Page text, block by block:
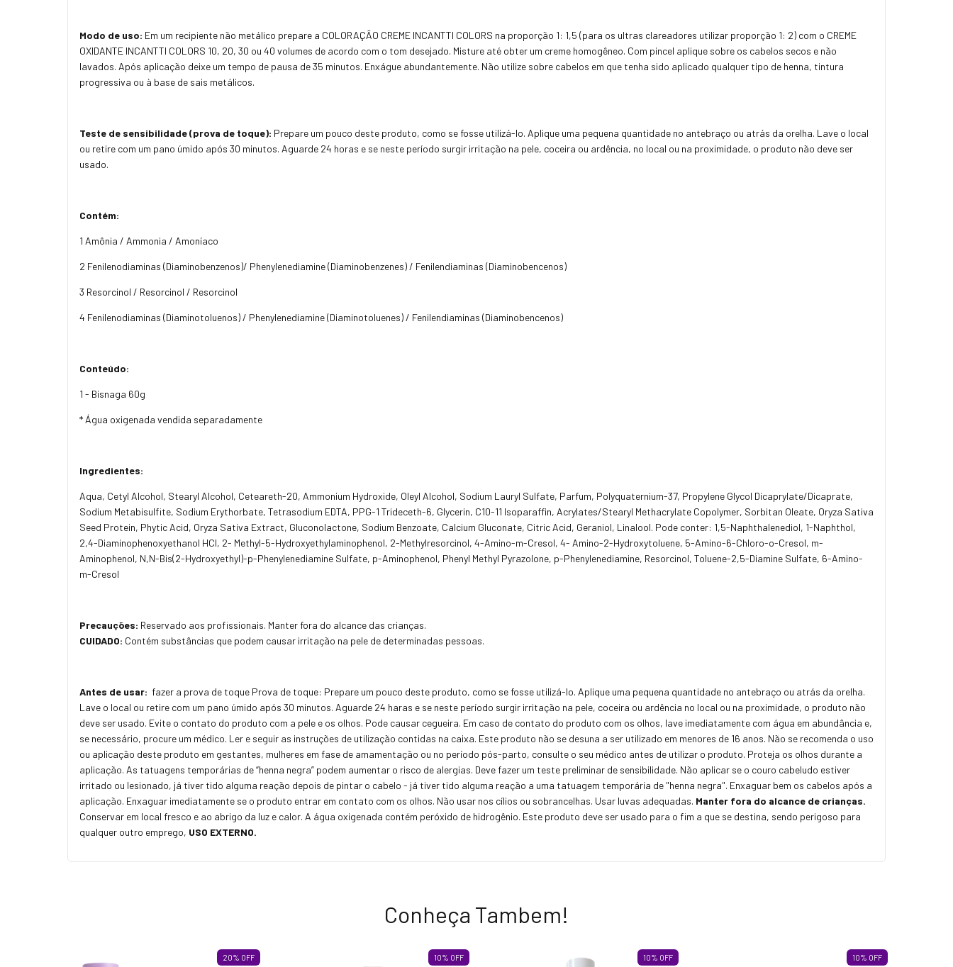
Modo de uso: Em um recipiente não metálico prepare a COLORAÇÃO CREME INCANTTI COLORS na proporção 1: 1,5 (para os ultras clareadores utilizar proporção 1: 2) com o CREME
OXIDANTE INCANTTI COLORS 10, 20, 30 ou 40 volumes de acordo com o tom desejado. Misture até obter um creme homogêneo. Com pincel aplique sobre os cabelos secos e não
lavados. Após aplicação deixe um tempo de pausa de 35 minutos. Enxágue abundantemente. Não utilize sobre cabelos em que tenha sido aplicado qualquer tipo de henna, tintura
progressiva ou à base de sais metálicos.
Teste de sensibilidade (prova de toque): Prepare um pouco deste produto, como se fosse utilizá-lo. Aplique uma pequena quantidade no antebraço ou atrás da orelha. Lave o local
ou retire com um pano úmido após 30 minutos. Aguarde 24 horas e se neste período surgir irritação na pele, coceira ou ardência, no local ou na proximidade, o produto não deve ser
usado.
Contém:
1 Amônia / Ammonia / Amoníaco
2 Fenilenodiaminas (Diaminobenzenos)/ Phenylenediamine (Diaminobenzenes) / Fenilendiaminas (Diaminobencenos)
3 Resorcinol / Resorcinol / Resorcinol
4 Fenilenodiaminas (Diaminotoluenos) / Phenylenediamine (Diaminotoluenes) / Fenilendiaminas (Diaminobencenos)
Conteúdo:
1 - Bisnaga 60g
* Água oxigenada vendida separadamente
Ingredientes:
Aqua, Cetyl Alcohol, Stearyl Alcohol, Ceteareth-20, Ammonium Hydroxide, Oleyl Alcohol, Sodium Lauryl Sulfate, Parfum, Polyquaternium-37, Propylene Glycol Dicaprylate/Dicaprate,
Sodium Metabisulfite, Sodium Erythorbate, Tetrasodium EDTA, PPG-1 Trideceth-6, Glycerin, C10-11 Isoparaffin, Acrylates/Stearyl Methacrylate Copolymer, Sorbitan Oleate, Oryza Sativa
Seed Protein, Phytic Acid, Oryza Sativa Extract, Gluconolactone, Sodium Benzoate, Calcium Gluconate, Citric Acid, Geraniol, Linalool. Pode conter: 1,5-Naphthalenediol, 1-Naphthol,
2,4-Diaminophenoxyethanol HCI, 2- Methyl-5-Hydroxyethylaminophenol, 2-Methylresorcinol, 4-Amino-m-Cresol, 4- Amino-2-Hydroxytoluene, 5-Amino-6-Chloro-o-Cresol, m-
Aminophenol, N,N-Bis(2-Hydroxyethyl)-p-Phenylenediamine Sulfate, p-Aminophenol, Phenyl Methyl Pyrazolone, p-Phenylenediamine, Resorcinol, Toluene-2,5-Diamine Sulfate, 6-Amino-
m-Cresol
Precauções: Reservado aos profissionais. Manter fora do alcance das crianças.
CUIDADO: Contém substâncias que podem causar irritação na pele de determinadas pessoas.
Antes de usar: fazer a prova de toque Prova de toque: Prepare um pouco deste produto, como se fosse utilizá-lo. Aplique uma pequena quantidade no antebraço ou atrás da orelha.
Lave o local ou retire com um pano úmido após 30 minutos. Aguarde 24 haras e se neste período surgir irritação na pele, coceira ou ardência no local ou na proximidade, o produto não
deve ser usado. Evite o contato do produto com a pele e os olhos. Pode causar cegueira. Em caso de contato do produto com os olhos, lave imediatamente com água em abundância e,
se necessário, procure um médico. Ler e seguir as instruções de utilização contidas na caixa. Este produto não se desuna a ser utilizado em menores de 16 anos. Não se recomenda o uso
ou aplicação deste produto em gestantes, mulheres em fase de amamentação ou no período pós-parto, consulte o seu médico antes de utilizar o produto. Proteja os olhos durante a
aplicação. As tatuagens temporárias de “henna negra” podem aumentar o risco de alergias. Deve fazer um teste preliminar de sensibilidade. Não aplicar se o couro cabeludo estiver
irritado ou lesionado, já tiver tido alguma reação depois de pintar o cabelo - já tiver tido alguma reação a uma tatuagem temporária de "henna negra". Enxaguar bem os cabelos após a
aplicação. Enxaguar imediatamente se o produto entrar em contato com os olhos. Não usar nos cílios ou sobrancelhas. Usar luvas adequadas. Manter fora do alcance de crianças.
Conservar em local fresco e ao abrigo da luz e calor. A água oxigenada contém peróxido de hidrogênio. Este produto deve ser usado para o fim a que se destina, sendo perigoso para
qualquer outro emprego, USO EXTERNO.
Conheça Tambem!
20% OFF 10% OFF 10% OFF 10% OFF